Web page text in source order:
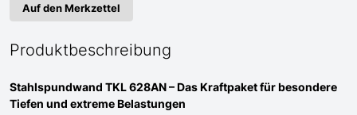
Auf den Merkzettel
Produktbeschreibung
Stahlspundwand TKL 628AN – Das Kraftpaket fürbesondere
Tiefen und extreme Belastungen